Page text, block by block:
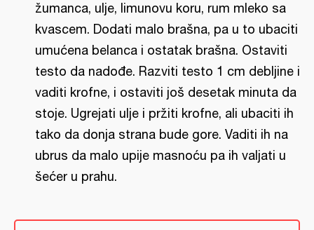
žumanca, ulje, limunovu koru, rum mleko sa
kvascem. Dodati malo brašna, pa u to ubaciti
umućena belanca i ostatak brašna. Ostaviti
testo da nadođe. Razviti testo 1 cm debljine i
vaditi krofne, i ostaviti još desetak minuta da
stoje. Ugrejati ulje i pržiti krofne, ali ubaciti ih
tako da donja strana bude gore. Vaditi ih na
ubrus da malo upije masnoću pa ih valjati u
šećer u prahu.